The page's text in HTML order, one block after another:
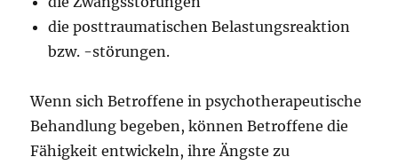
die posttraumatischen Belastungsreaktion
bzw. -störungen.
Wenn sich Betroffene in psychotherapeutische
Behandlung begeben, können Betroffene die
Fähigkeit entwickeln, ihre Ängste zu